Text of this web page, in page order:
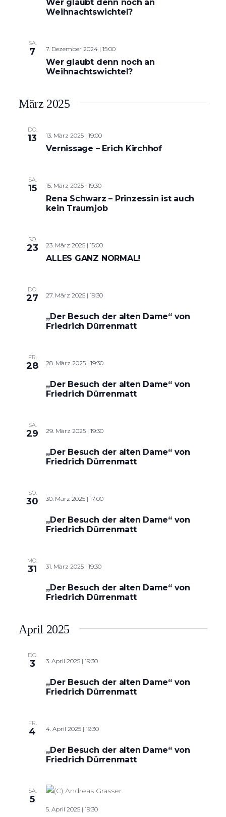
Wer glaubt denn noch an
Weihnachtswichtel?
SA.
7 7. Dezember 2024 | 15:00
Wer glaubt denn noch an
Weihnachtswichtel?
März 2025
DO.
13 13. März 2025 | 19:00
Vernissage – Erich Kirchhof
SA.
15 15. März 2025 | 19:30
Rena Schwarz – Prinzessin ist auch
kein Traumjob
SO.
23 23. März 2025 | 15:00
ALLES GANZ NORMAL!
DO.
27 27. März 2025 | 19:30
„Der Besuch der alten Dame“ von
Friedrich Dürrenmatt
FR.
28 28. März 2025 | 19:30
„Der Besuch der alten Dame“ von
Friedrich Dürrenmatt
SA.
29 29. März 2025 | 19:30
„Der Besuch der alten Dame“ von
Friedrich Dürrenmatt
SO.
30 30. März 2025 | 17:00
„Der Besuch der alten Dame“ von
Friedrich Dürrenmatt
MO.
31 31. März 2025 | 19:30
„Der Besuch der alten Dame“ von
Friedrich Dürrenmatt
April 2025
DO.
3 3. April 2025 | 19:30
„Der Besuch der alten Dame“ von
Friedrich Dürrenmatt
FR.
4 4. April 2025 | 19:30
„Der Besuch der alten Dame“ von
Friedrich Dürrenmatt
SA.
5
5. April 2025 | 19:30